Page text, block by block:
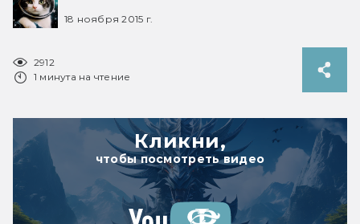
18 ноября 2015 г.
2912
1 минута на чтение
Кликни,
чтобы посмотреть видео